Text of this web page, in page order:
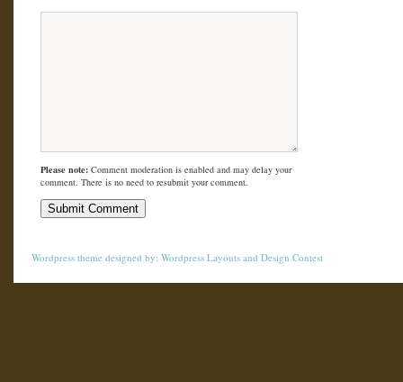
Please note: Comment moderation is enabled and may delay your
comment. There is no need to resubmit your comment.
Wordpress theme designed by: Wordpress Layouts and Design Contest